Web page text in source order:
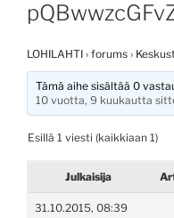
LOHILAHTI › forums ›
Tämä aihe sisältää 0
10 vuotta, 9 kuukautta
Esillä 1 viesti (kaikkiaan 1)
Julkaisija
31.10.2015, 08:39